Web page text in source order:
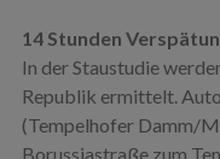
14 Stunden
In der Staustudie
Republik ermittelt.
(Tempelhofer Damm/
Borussiastraße zum